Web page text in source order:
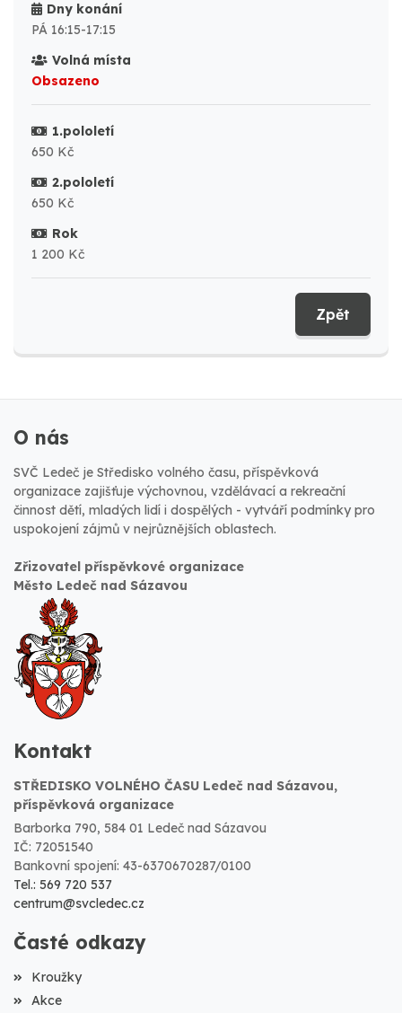
Dny konání
PÁ 16:15-17:15
Volná místa
Obsazeno
1.pololetí
650 Kč
2.pololetí
650 Kč
Rok
1 200 Kč
Zpět
O nás
SVČ Ledeč je Středisko volného času, příspěvková
organizace zajišťuje výchovnou, vzdělávací a rekreační
činnost dětí, mladých lidí i dospělých - vytváří podmínky pro
uspokojení zájmů v nejrůznějších oblastech.
Zřizovatel příspěvkové organizace
Město Ledeč nad Sázavou
Kontakt
STŘEDISKO VOLNÉHO ČASU Ledeč nad Sázavou,
příspěvková organizace
Barborka 790, 584 01 Ledeč nad Sázavou
IČ: 72051540
Bankovní spojení: 43-6370670287/0100
Tel.: 569 720 537
centrum@svcledec.cz
Časté odkazy
Kroužky
Akce